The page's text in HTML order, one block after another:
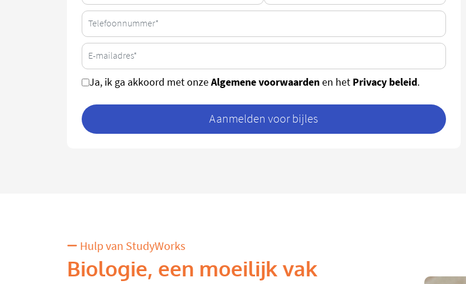
Ja, ik ga akkoord met onzeAlgemene voorwaardenen het Privacy beleid.
Aanmelden voor bijles
Hulp van StudyWorks
Biologie, een moeilijk vak